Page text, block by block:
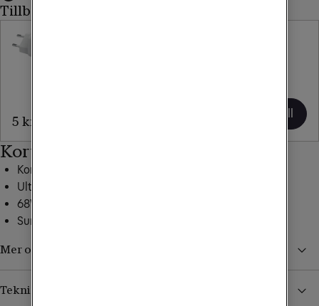
Tillbehör till mobilen
5 kr/mån
Kort om mobilen
Kompakt och snygg design
Ultra Pixel 50MP kamerasystem
68W snabbladdning
Surfa i 5G
Mer om Edge 50 Neo
Teknisk specifikation